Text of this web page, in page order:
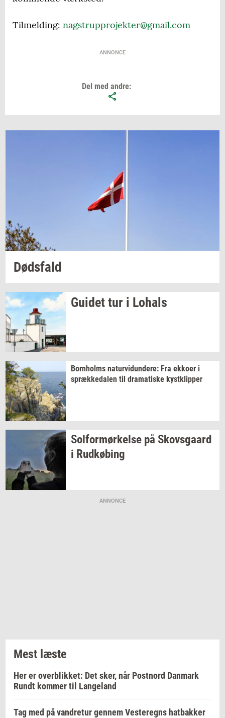
Tilmelding: nagstrupprojekter@gmail.com
ANNONCE
Del med andre:
Døds­fald
Gu­i­det tur i Lo­hals
Born­holms na­tur­vi­dun­de­re: Fra ek­ko­er i
spræk­ke­da­len til dra­ma­ti­ske kyst­klip­per
Sol­for­mør­kel­se på Sko­vs­gaard
i Rud­kø­bing
ANNONCE
Mest læste
Her er overblikket: Det sker, når Postnord Danmark
Rundt kommer til Langeland
Tag med på vandretur gennem Vesteregns hatbakker